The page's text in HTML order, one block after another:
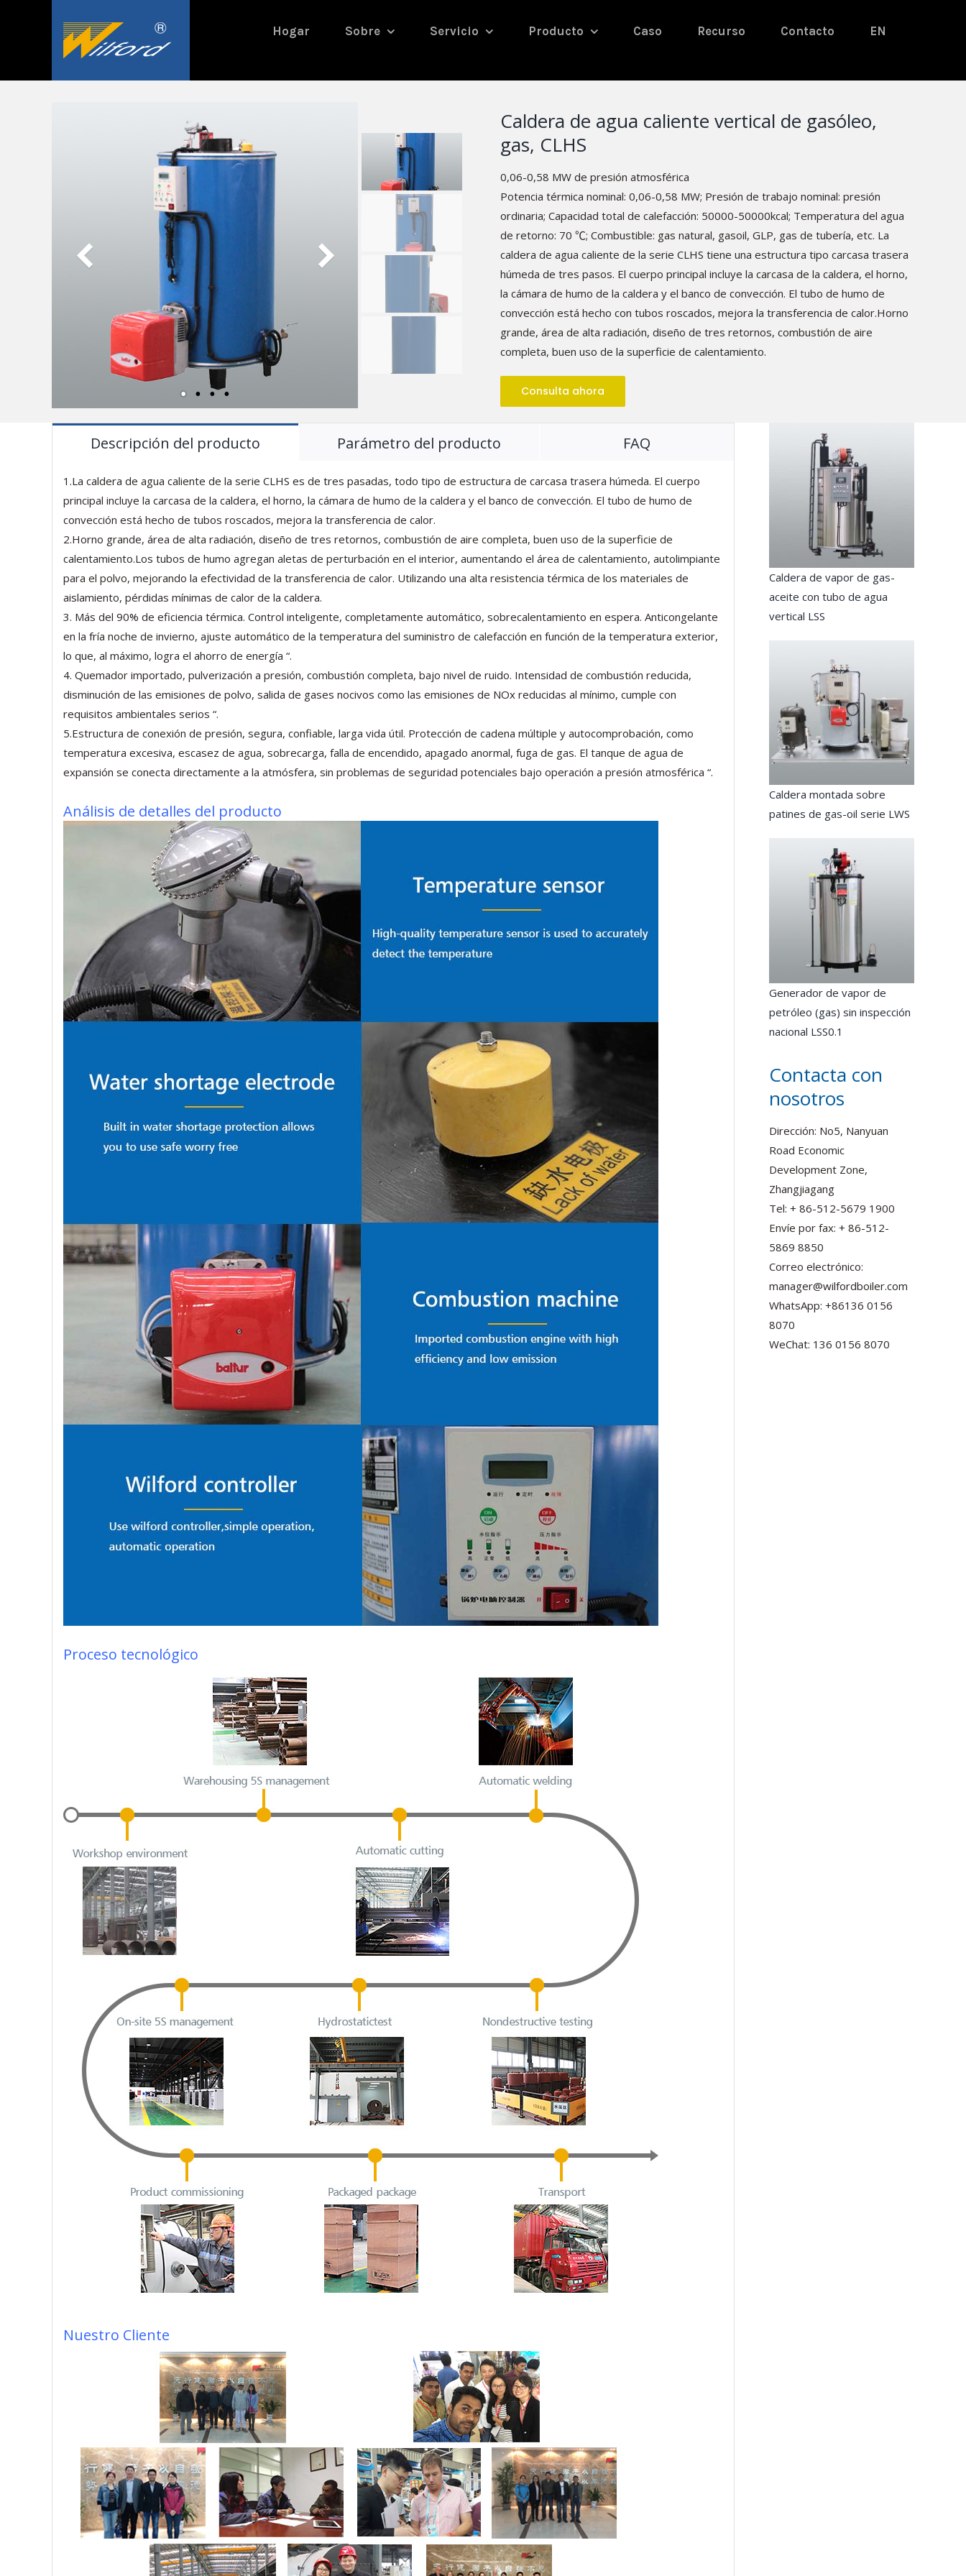
Hogar Sobre Servicio Producto Caso Recurso Contacto EN
Caldera de agua caliente vertical de gasóleo,
gas, CLHS
0,06-0,58 MW de presión atmosférica
Potencia térmica nominal: 0,06-0,58 MW; Presión de trabajo nominal: presión
ordinaria; Capacidad total de calefacción: 50000-50000kcal; Temperatura del agua
de retorno: 70 ℃; Combustible: gas natural, gasoil, GLP, gas de tubería, etc. La
caldera de agua caliente de la serie CLHS tiene una estructura tipo carcasa trasera
húmeda de tres pasos. El cuerpo principal incluye la carcasa de la caldera, el horno,
la cámara de humo de la caldera y el banco de convección. El tubo de humo de
convección está hecho con tubos roscados, mejora la transferencia de calor.Horno
grande, área de alta radiación, diseño de tres retornos, combustión de aire
completa, buen uso de la superficie de calentamiento.
Consulta ahora
Descripción del producto Parámetro del producto FAQ
1.La caldera de agua caliente de la serie CLHS es de tres pasadas, todo tipo de estructura de carcasa trasera húmeda. El cuerpo
principal incluye la carcasa de la caldera, el horno, la cámara de humo de la caldera y el banco de convección. El tubo de humo de
convección está hecho de tubos roscados, mejora la transferencia de calor.
2.Horno grande, área de alta radiación, diseño de tres retornos, combustión de aire completa, buen uso de la superficie de
calentamiento.Los tubos de humo agregan aletas de perturbación en el interior, aumentando el área de calentamiento, autolimpiante
para el polvo, mejorando la efectividad de la transferencia de calor. Utilizando una alta resistencia térmica de los materiales de
aislamiento, pérdidas mínimas de calor de la caldera.
3. Más del 90% de eficiencia térmica. Control inteligente, completamente automático, sobrecalentamiento en espera. Anticongelante
en la fría noche de invierno, ajuste automático de la temperatura del suministro de calefacción en función de la temperatura exterior,
lo que, al máximo, logra el ahorro de energía “.
4. Quemador importado, pulverización a presión, combustión completa, bajo nivel de ruido. Intensidad de combustión reducida,
disminución de las emisiones de polvo, salida de gases nocivos como las emisiones de NOx reducidas al mínimo, cumple con
requisitos ambientales serios “.
5.Estructura de conexión de presión, segura, confiable, larga vida útil. Protección de cadena múltiple y autocomprobación, como
temperatura excesiva, escasez de agua, sobrecarga, falla de encendido, apagado anormal, fuga de gas. El tanque de agua de
expansión se conecta directamente a la atmósfera, sin problemas de seguridad potenciales bajo operación a presión atmosférica “.
Análisis de detalles del producto
Proceso tecnológico
Nuestro Cliente
Caldera de vapor de gas-
aceite con tubo de agua
vertical LSS
Caldera montada sobre
patines de gas-oil serie LWS
Generador de vapor de
petróleo (gas) sin inspección
nacional LSS0.1
Contacta con
nosotros
Dirección: No5, Nanyuan
Road Economic
Development Zone,
Zhangjiagang
Tel: + 86-512-5679 1900
Envíe por fax: + 86-512-
5869 8850
Correo electrónico:
manager@wilfordboiler.com
WhatsApp: +86136 0156
8070
WeChat: 136 0156 8070